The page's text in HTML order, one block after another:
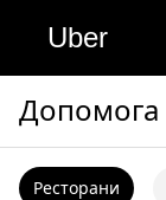
Uber
Допомога
Ресторани